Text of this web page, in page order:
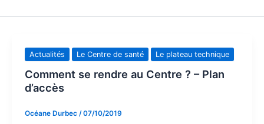
Actualités Le Centre de santé Le plateau technique
Comment se rendre au Centre ? – Plan
d’accès
Océane Durbec /07/10/2019